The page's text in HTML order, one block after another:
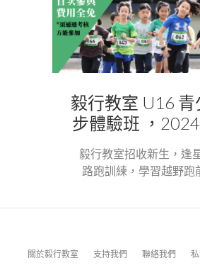
毅行教室 U16 青
步體驗班 ，2024
毅行教室招收新生，逢
路跑訓練，學習越野跑
關於毅行教室 支持我們 聯絡我們